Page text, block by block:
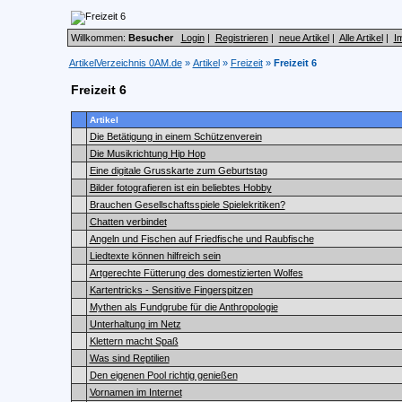
Willkommen: Besucher Login| Registrieren| neue Artikel| Alle Artikel|
ArtikelVerzeichnis 0AM.de» Artikel» Freizeit» Freizeit 6
Freizeit 6
Artikel
Die Betätigung in einem Schützenverein
Die Musikrichtung Hip Hop
Eine digitale Grusskarte zum Geburtstag
Bilder fotografieren ist ein beliebtes Hobby
Brauchen Gesellschaftsspiele Spielekritiken?
Chatten verbindet
Angeln und Fischen auf Friedfische und Raubfische
Liedtexte können hilfreich sein
Artgerechte Fütterung des domestizierten Wolfes
Kartentricks - Sensitive Fingerspitzen
Mythen als Fundgrube für die Anthropologie
Unterhaltung im Netz
Klettern macht Spaß
Was sind Reptilien
Den eigenen Pool richtig genießen
Vornamen im Internet